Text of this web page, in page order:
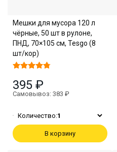
Мешки для мусора 120 л
чёрные, 50 шт в рулоне,
ПНД, 70×105 см, Tesgo (8
шт/кор)
395 ₽
Самовывоз: 383 ₽
Количество:1
В корзину